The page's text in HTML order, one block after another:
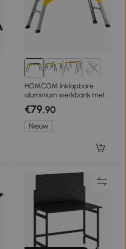
5+
HOMCOM Inklapbare
aluminium werkbank met
handgreep, antislip, 150 kg,
110 x 32 x 50 cm
€79,90
Nieuw